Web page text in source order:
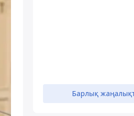
Барлық